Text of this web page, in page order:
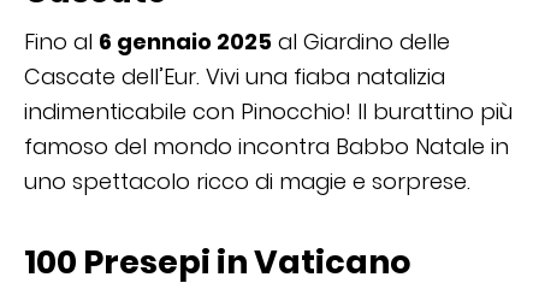
Fino al 6 gennaio 2025 al Giardino delle
Cascate dell’Eur. Vivi una fiaba natalizia
indimenticabile con Pinocchio! Il burattino più
famoso del mondo incontra Babbo Natale in
uno spettacolo ricco di magie e sorprese.
100 Presepi in Vaticano